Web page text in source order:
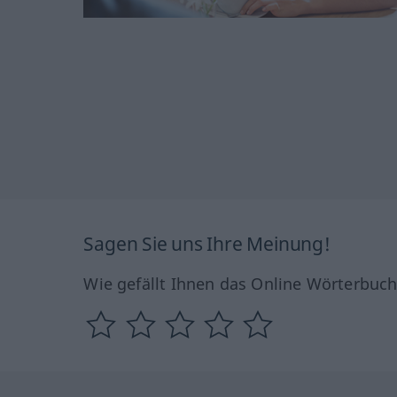
Sagen Sie uns Ihre Meinung!
Wie gefällt Ihnen das Online